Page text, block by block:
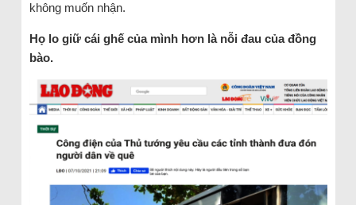
không muốn nhận.
Họ lo giữ cái ghế của mình hơn là nỗi đau của đồng
bào.